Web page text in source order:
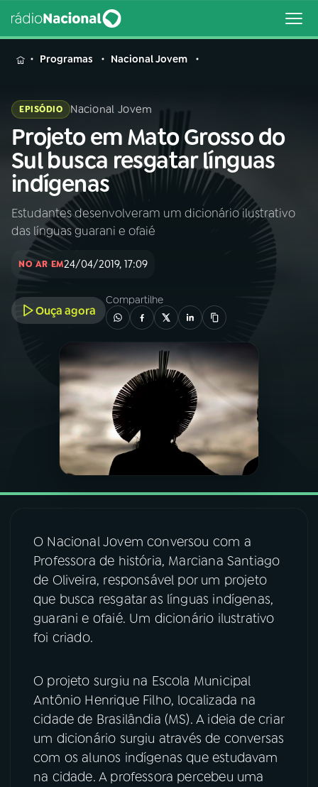
MENU
Buscar
na
Rádio
Nacional
Buscar
AO VIVO
INÍCIO
A RÁDIO
PROGRAMAÇÃO
PROGRAMAS
PODCASTS
06VIDEOCASTS
07 ÚLTIMAS
08FESTIVAL DE MÚSICA
ACOMPANHE A RÁDIO NACIONAL
Instagram
TikTok
Programas Nacional Jovem
EPISÓDIO Nacional Jovem
Projeto em Mato Grosso do
Sul busca resgatar línguas
indígenas
Estudantes desenvolveram um dicionário ilustrativo
das línguas guarani e ofaié
NO AR EM24/04/2019, 17:09
Ouça agora
Compartilhe
O Nacional Jovem conversou com a
Professora de história, Marciana Santiago
de Oliveira, responsável por um projeto
que busca resgatar as línguas indígenas,
guarani e ofaié. Um dicionário ilustrativo
foi criado.
O projeto surgiu na Escola Municipal
Antônio Henrique Filho, localizada na
cidade de Brasilândia (MS). A ideia de criar
um dicionário surgiu através de conversas
com os alunos indígenas que estudavam
na cidade. A professora percebeu uma